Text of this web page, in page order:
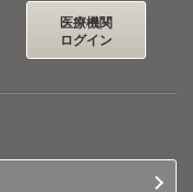
医療機関
ログイン